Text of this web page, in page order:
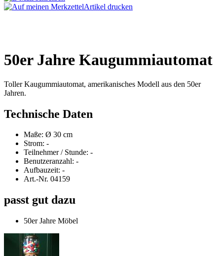
Artikel drucken
50er Jahre Kaugummiautomat
Toller Kaugummiautomat, amerikanisches Modell aus den 50er
Jahren.
Technische Daten
Maße: Ø 30 cm
Strom: -
Teilnehmer / Stunde: -
Benutzeranzahl: -
Aufbauzeit: -
Art.-Nr. 04159
passt gut dazu
50er Jahre Möbel